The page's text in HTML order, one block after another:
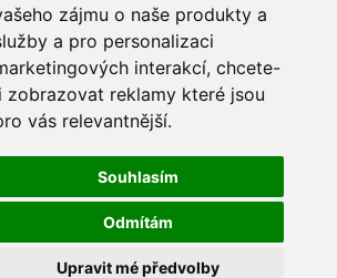
zájmu o naše produkty a
a pro personalizaci
interakcí, chcete-
zobrazovat reklamy které jsou
vás relevantnější.
Souhlasím
Odmítám
Upravit mé předvolby
1265
n. L. - St. Boleslav
911 044
777 345 008